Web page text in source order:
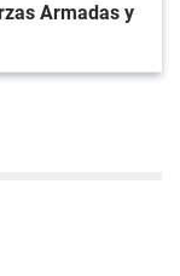
Armadas y